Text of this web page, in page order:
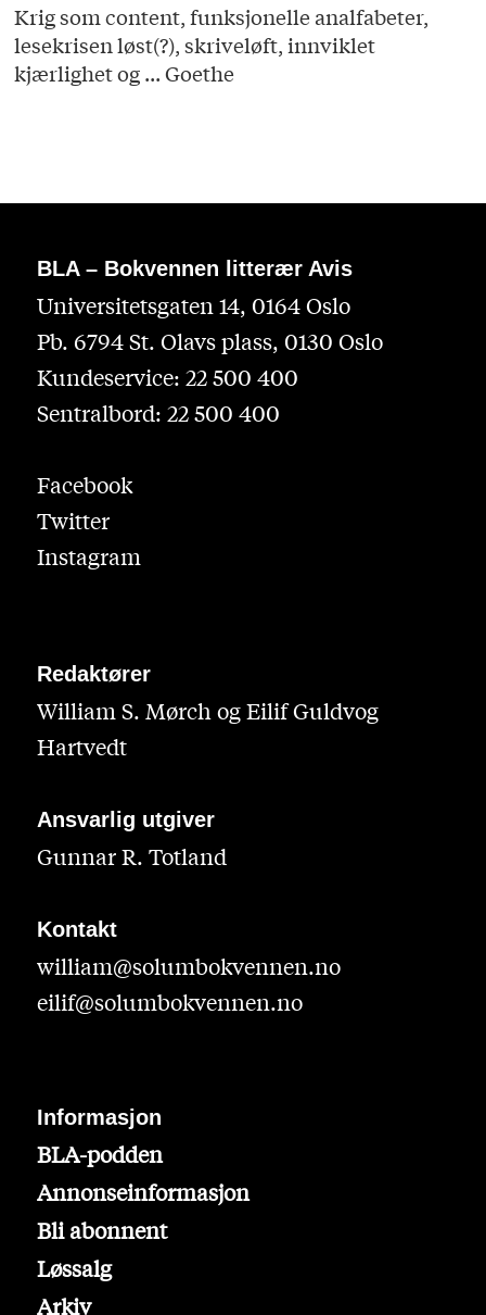
Krig som content, funksjonelle analfabeter,
lesekrisen løst(?), skriveløft, innviklet
kjærlighet og ... Goethe
BLA – Bokvennen litterær Avis
Universitetsgaten 14, 0164 Oslo
Pb. 6794 St. Olavs plass, 0130 Oslo
Kundeservice: 22 500 400
Sentralbord: 22 500 400
Facebook
Twitter
Instagram
Redaktører
William S. Mørch og Eilif Guldvog
Hartvedt
Ansvarlig utgiver
Gunnar R. Totland
Kontakt
william@solumbokvennen.no
eilif@solumbokvennen.no
Informasjon
BLA-podden
Annonseinformasjon
Bli abonnent
Løssalg
Arkiv